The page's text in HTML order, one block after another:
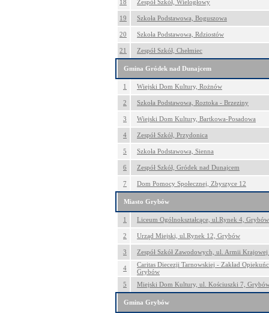
18 Zespół Szkół, Wielogłowy
19 Szkoła Podstawowa, Boguszowa
20 Szkoła Podstawowa, Rdziostów
21 Zespół Szkół, Chełmiec
Gmina Gródek nad Dunajcem
1 Wiejski Dom Kultury, Rożnów
2 Szkoła Podstawowa, Roztoka - Brzeziny
3 Wiejski Dom Kultury, Bartkowa-Posadowa
4 Zespół Szkół, Przydonica
5 Szkoła Podstawowa, Sienna
6 Zespół Szkół, Gródek nad Dunajcem
7 Dom Pomocy Społecznej, Zbyszyce 12
Miasto Grybów
1 Liceum Ogólnokształcące, ul.Rynek 4, Grybów
2 Urząd Miejski, ul.Rynek 12, Grybów
3 Zespół Szkół Zawodowych, ul. Armii
4
Caritas Diecezji Tarnowskiej - Zakład
Grybów
5
Miejski Dom Kultury, ul. Kościuszki 7,
Gmina Grybów